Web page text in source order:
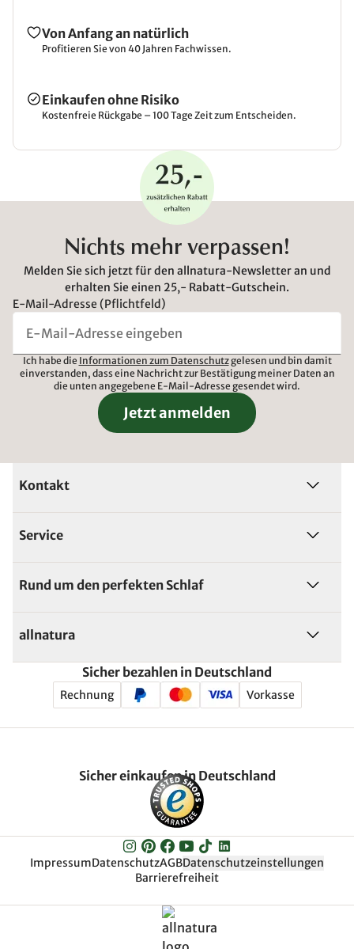
Von Anfang an natürlich
Profitieren Sie von 40 Jahren Fachwissen.
Einkaufen ohne Risiko
Kostenfreie Rückgabe – 100 Tage Zeit zum Entscheiden.
Nichts mehr verpassen!
Melden Sie sich jetzt für den allnatura-Newsletter an und
erhalten Sie einen 25,- Rabatt-Gutschein.
E-Mail-Adresse (Pflichtfeld)
Ich habe die Informationen zum Datenschutzgelesen und bin damit
einverstanden, dass eine Nachricht zur Bestätigung meiner Daten an
die unten angegebene E-Mail-Adresse gesendet wird.
Jetzt anmelden
Kontakt
Service
Rund um den perfekten Schlaf
allnatura
Sicher bezahlen in Deutschland
Rechnung Vorkasse
Sicher einkaufen in Deutschland
ImpressumDatenschutzAGBDatenschutzeinstellungen
Barrierefreiheit